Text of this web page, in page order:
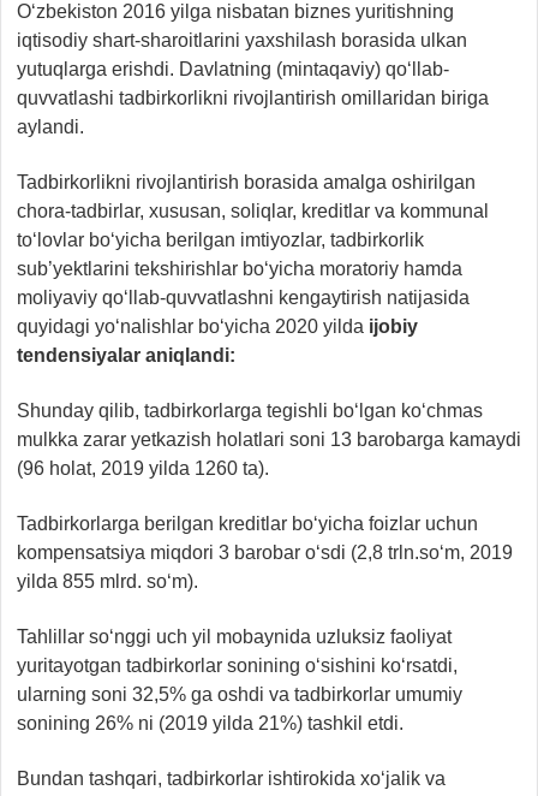
O‘zbekiston 2016 yilga nisbatan biznes yuritishning
iqtisodiy shart-sharoitlarini yaxshilash borasida ulkan
yutuqlarga erishdi. Davlatning (mintaqaviy) qo‘llab-
quvvatlashi tadbirkorlikni rivojlantirish omillaridan biriga
aylandi.
Tadbirkorlikni rivojlantirish borasida amalga oshirilgan
chora-tadbirlar, xususan, soliqlar, kreditlar va kommunal
to‘lovlar bo‘yicha berilgan imtiyozlar, tadbirkorlik
sub’yektlarini tekshirishlar bo‘yicha moratoriy hamda
moliyaviy qo‘llab-quvvatlashni kengaytirish natijasida
quyidagi yo‘nalishlar bo‘yicha 2020 yilda ijobiy
tendensiyalar aniqlandi:
Shunday qilib, tadbirkorlarga tegishli bo‘lgan ko‘chmas
mulkka zarar yetkazish holatlari soni 13 barobarga kamaydi
(96 holat, 2019 yilda 1260 ta).
Tadbirkorlarga berilgan kreditlar bo‘yicha foizlar uchun
kompensatsiya miqdori 3 barobar o‘sdi (2,8 trln.so‘m, 2019
yilda 855 mlrd. so‘m).
Tahlillar so‘nggi uch yil mobaynida uzluksiz faoliyat
yuritayotgan tadbirkorlar sonining o‘sishini ko‘rsatdi,
ularning soni 32,5% ga oshdi va tadbirkorlar umumiy
sonining 26% ni (2019 yilda 21%) tashkil etdi.
Bundan tashqari, tadbirkorlar ishtirokida xo‘jalik va